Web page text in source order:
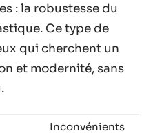
: la robustesse du
Ce type de
qui cherchent un
et modernité, sans
Inconvénients